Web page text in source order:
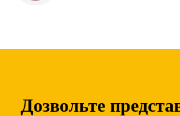
Дозвольте